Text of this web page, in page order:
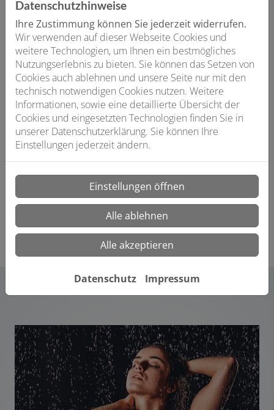
COMFORT TA mit AUTOADAPT-Regelung: ideal für
Haushalte, in denen der Entnahmeplan nicht einfach
Temperaturregelung gut geeignet. Bis zu 67 % weniger
Wärmeenergieeinsparung im Vergleich zum
Dauerbetrieb.
Datenschutzhinweise
Ihre Zustimmung können Sie jederzeit widerrufen.
Wir verwenden auf dieser Webseite Cookies und
weitere Technologien, um Ihnen ein bestmögliches
Nutzungserlebnis zu bieten. Sie können das Setzen von
Cookies auch ablehnen und unsere Seite nur mit den
technisch notwendigen Cookies nutzen. Weitere
Informationen, sowie eine detaillierte Übersicht der
Cookies und eingesetzten Technologien finden Sie in
unserer Datenschutzerklärung. Sie können Ihre
Einstellungen jederzeit ändern.
Einstellungen öffnen
Alle ablehnen
Alle akzeptieren
Datenschutz Impressum